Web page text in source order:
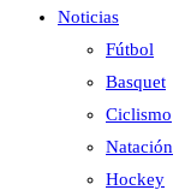
Noticias
Fútbol
Basquet
Ciclismo
Natación
Hockey